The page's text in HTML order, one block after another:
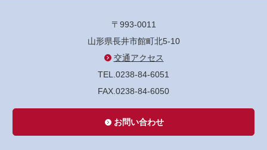
〒993-0011
山形県長井市館町北5-10
交通アクセス
TEL.0238-84-6051
FAX.0238-84-6050
お問い合わせ